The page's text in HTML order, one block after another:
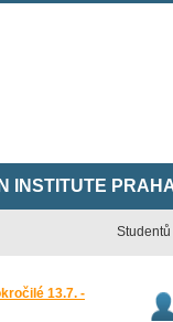
INSTITUTE
Studentů
13.7. -